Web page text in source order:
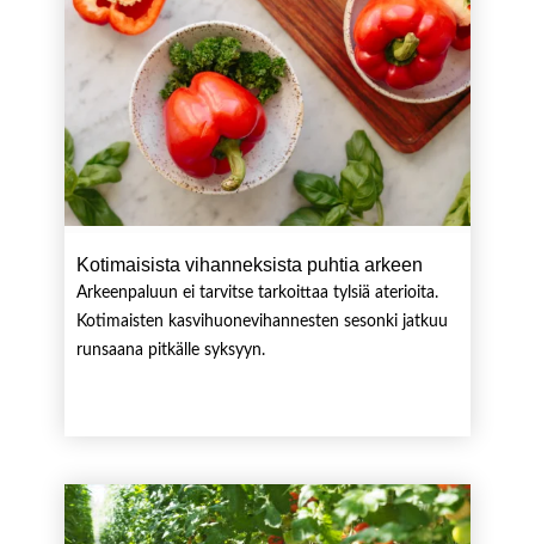
Kotimaisista vihanneksista puhtia arkeen
Arkeenpaluun ei tarvitse tarkoittaa tylsiä aterioita.
Kotimaisten kasvihuonevihannesten sesonki jatkuu
runsaana pitkälle syksyyn.